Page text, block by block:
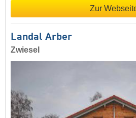
Zur
Landal Arber
Zwiesel